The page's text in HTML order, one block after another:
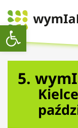
Open
5.